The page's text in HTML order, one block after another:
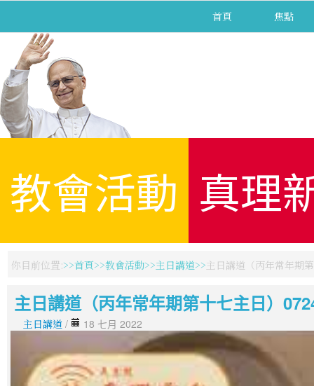
首頁 焦點
教會活動 真理
你目前位置: 首頁 教會活動 主日講道 主日講道（丙年常年期
主日講道（丙年常年期第十七主日）
主日講道 / 18 七月 2022